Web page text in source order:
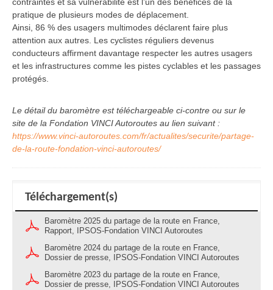
pratique de plusieurs modes de déplacement.
Ainsi, 86 % des usagers multimodes déclarent faire plus
attention aux autres. Les cyclistes réguliers devenus
conducteurs affirment davantage respecter les autres usagers
et les infrastructures comme les pistes cyclables et les passages
protégés.
Le détail du baromètre est téléchargeable ci-contre ou sur le
site de la Fondation VINCI Autoroutes au lien suivant :
https://www.vinci-autoroutes.com/fr/actualites/securite/partage-
de-la-route-fondation-vinci-autoroutes/
Téléchargement(s)
Baromètre 2025 du partage de la route en France,
Rapport, IPSOS-Fondation VINCI Autoroutes
Baromètre 2024 du partage de la route en France,
Dossier de presse, IPSOS-Fondation VINCI Autoroutes
Baromètre 2023 du partage de la route en France,
Dossier de presse, IPSOS-Fondation VINCI Autoroutes